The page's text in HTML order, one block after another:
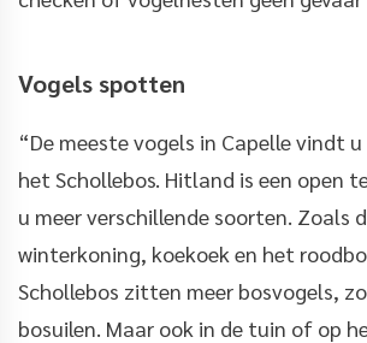
Vogels spotten
“De meeste vogels in Capelle vindt
het Schollebos. Hitland is een open
u meer verschillende soorten. Zoals
winterkoning, koekoek en het
Schollebos zitten meer bosvogels,
bosuilen. Maar ook in de tuin of op